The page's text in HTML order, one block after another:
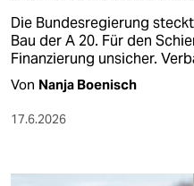
verlag
veranstaltungen
shop
fragen & hilfe
Die Bundesregierung
Bau der A 20. Für den
Finanzierung unsicher.
Von Nanja Boenisch
17.6.2026